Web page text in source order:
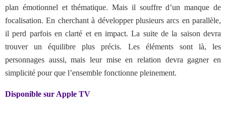
plan émotionnel et thématique. Mais il souffre d’un manque de
focalisation. En cherchant à développer plusieurs arcs en parallèle,
il perd parfois en clarté et en impact. La suite de la saison devra
trouver un équilibre plus précis. Les éléments sont là, les
personnages aussi, mais leur mise en relation devra gagner en
simplicité pour que l’ensemble fonctionne pleinement.
Disponible sur Apple TV